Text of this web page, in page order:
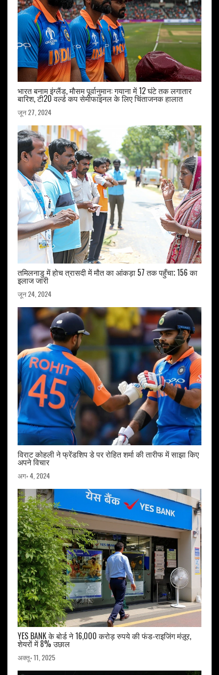
भारत बनाम इंग्लैंड, मौसम पूर्वानुमान: गयाना में 12 घंटे तक लगातार
बारिश, टी20 वर्ल्ड कप सेमीफाइनल के लिए चिंताजनक हालात
जून 27, 2024
तमिलनाडु में होच त्रासदी में मौत का आंकड़ा 57 तक पहुँचा; 156 का
इलाज जारी
जून 24, 2024
विराट कोहली ने फ्रेंडशिप डे पर रोहित शर्मा की तारीफ में साझा किए
अपने विचार
अग॰ 4, 2024
YES BANK के बोर्ड ने 16,000 करोड़ रुपये की फंड‑राइजिंग मंज़ूर,
शेयरों में 8% उछाल
अक्तू॰ 11, 2025